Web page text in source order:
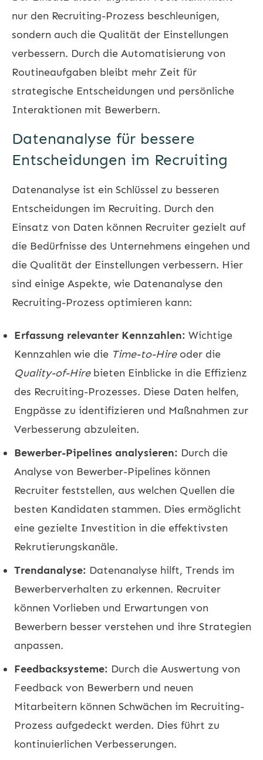
nur den Recruiting-Prozess beschleunigen,
sondern auch die Qualität der Einstellungen
verbessern. Durch die Automatisierung von
Routineaufgaben bleibt mehr Zeit für
strategische Entscheidungen und persönliche
Interaktionen mit Bewerbern.
Datenanalyse für bessere
Entscheidungen im Recruiting
Datenanalyse ist ein Schlüssel zu besseren
Entscheidungen im Recruiting. Durch den
Einsatz von Daten können Recruiter gezielt auf
die Bedürfnisse des Unternehmens eingehen und
die Qualität der Einstellungen verbessern. Hier
sind einige Aspekte, wie Datenanalyse den
Recruiting-Prozess optimieren kann:
Erfassung relevanter Kennzahlen: Wichtige
Kennzahlen wie die Time-to-Hireoder die
Quality-of-Hirebieten Einblicke in die Effizienz
des Recruiting-Prozesses. Diese Daten helfen,
Engpässe zu identifizieren und Maßnahmen zur
Verbesserung abzuleiten.
Bewerber-Pipelines analysieren: Durch die
Analyse von Bewerber-Pipelines können
Recruiter feststellen, aus welchen Quellen die
besten Kandidaten stammen. Dies ermöglicht
eine gezielte Investition in die effektivsten
Rekrutierungskanäle.
Trendanalyse: Datenanalyse hilft, Trends im
Bewerberverhalten zu erkennen. Recruiter
können Vorlieben und Erwartungen von
Bewerbern besser verstehen und ihre Strategien
anpassen.
Feedbacksysteme: Durch die Auswertung von
Feedback von Bewerbern und neuen
Mitarbeitern können Schwächen im Recruiting-
Prozess aufgedeckt werden. Dies führt zu
kontinuierlichen Verbesserungen.